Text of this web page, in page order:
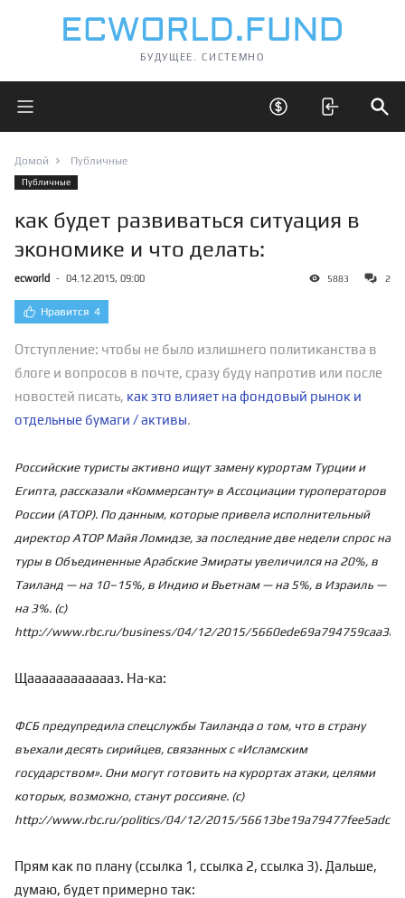
БУДУЩЕЕ. СИСТЕМНО
Открыть главное меню Открыть скрытые
Домой Публичные
Публичные
как будет развиваться ситуация в
экономике и что делать:
ecworld - 04.12.2015, 09:00 5883 2
Нравится 4
Отступление: чтобы не было излишнего политиканства в
блоге и вопросов в почте, сразу буду напротив или после
новостей писать, как это влияет на фондовый рынок и
отдельные бумаги / активы.
Российские туристы активно ищут замену курортам Турции и
Египта, рассказали «Коммерсанту» в Ассоциации туроператоров
России (АТОР). По данным, которые привела исполнительный
директор АТОР Майя Ломидзе, за последние две недели спрос на
туры в Объединенные Арабские Эмираты увеличился на 20%, в
Таиланд — на 10–15%, в Индию и Вьетнам — на 5%, в Израиль —
на 3%. (с)
http://www.rbc.ru/business/04/12/2015/
Щааааааааааааз. На-ка:
ФСБ предупредила спецслужбы Таиланда о том, что в страну
въехали десять сирийцев, связанных с «Исламским
государством». Они могут готовить на курортах атаки, целями
которых, возможно, станут россияне. (с)
http://www.rbc.ru/politics/04/12/2015/56613be19a79477fee5adc00
Прям как по плану (ссылка 1 , ссылка 2, ссылка 3). Дальше,
думаю, будет примерно так: